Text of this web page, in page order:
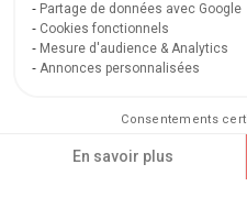
Partage de données avec Google
Cookies fonctionnels
Mesure d'audience & Analytics
Annonces personnalisées
Consentements
En savoir plus
Carte cadeau |Retour 100 jours|
Service après-vente| FAQ|Rappels
Nos moyens de